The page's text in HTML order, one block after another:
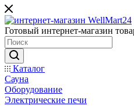
Готовый интернет-магазин
Каталог
Сауна
Оборудование
Электрические печи